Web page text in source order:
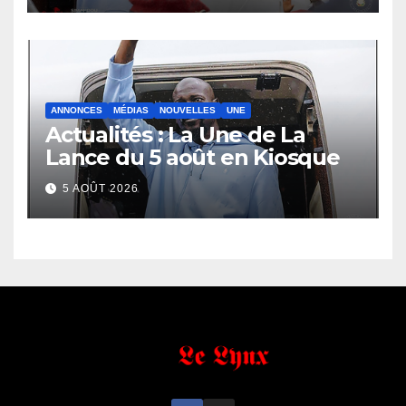
ANNONCES MÉDIAS NOUVELLES UNE
Actualités : La Une de La
Lance du 5 août en Kiosque
5 AOÛT 2026